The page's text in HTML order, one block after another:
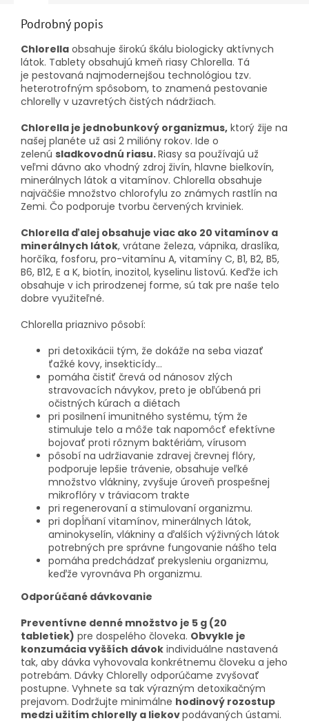
Podrobný popis
Chlorella obsahuje širokú škálu biologicky aktívnych
látok. Tablety obsahujú kmeň riasy Chlorella. Tá
je pestovaná najmodernejšou technológiou tzv.
heterotrofným spôsobom, to znamená pestovanie
chlorelly v uzavretých čistých nádržiach.
Chlorella je jednobunkový organizmus, ktorý žije na
našej planéte už asi 2 milióny rokov. Ide o
zelenú sladkovodnú riasu.Riasy sa používajú už
veľmi dávno ako vhodný zdroj živín, hlavne bielkovín,
minerálnych látok a vitamínov. Chlorella obsahuje
najväčšie množstvo chlorofylu zo známych rastlín na
Zemi. Čo podporuje tvorbu červených krviniek.
Chlorella ďalej obsahuje viac ako 20 vitamínov a
minerálnych látok, vrátane železa, vápnika, draslíka,
horčíka, fosforu, pro-vitamínu A, vitamíny C, B1, B2, B5,
B6, B12, E a K, biotín, inozitol, kyselinu listovú. Keďže ich
obsahuje v ich prirodzenej forme, sú tak pre naše telo
dobre využiteľné.
Chlorella priaznivo pôsobí:
pri detoxikácii tým, že dokáže na seba viazať
ťažké kovy, insekticídy...
pomáha čistiť črevá od nánosov zlých
stravovacích návykov, preto je obľúbená pri
očistných kúrach a diétach
pri posilnení imunitného systému, tým že
stimuluje telo a môže tak napomôcť efektívne
bojovať proti rôznym baktériám, vírusom
pôsobí na udržiavanie zdravej črevnej flóry,
podporuje lepšie trávenie, obsahuje veľké
množstvo vlákniny, zvyšuje úroveň prospešnej
mikroflóry v tráviacom trakte
pri regenerovaní a stimulovaní organizmu.
pri dopĺňaní vitamínov, minerálnych látok,
aminokyselín, vlákniny a ďalších výživných látok
potrebných pre správne fungovanie nášho tela
pomáha predchádzať prekysleniu organizmu,
keďže vyrovnáva Ph organizmu.
Odporúčané dávkovanie
Preventívne denné množstvo je 5 g (20
tabletiek) pre dospelého človeka. Obvykle je
konzumácia vyšších dávok individuálne nastavená
tak, aby dávka vyhovovala konkrétnemu človeku a jeho
potrebám. Dávky Chlorelly odporúčame zvyšovať
postupne. Vyhnete sa tak výrazným detoxikačným
prejavom. Dodržujte minimálne hodinový rozostup
medzi užitím chlorelly a liekovpodávaných ústami.